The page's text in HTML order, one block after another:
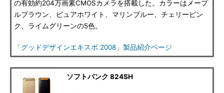
の有効約204万画素CMOSカメラを搭載した。カラーはメープ
ルブラウン、ピュアホワイト、マリンブルー、チェリーピン
ク、ライムグリーンの5色。
「グッドデザインエキスポ 2008」製品紹介ページ
ソフトバンク 824SH